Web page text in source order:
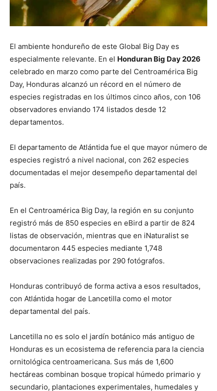
El ambiente hondureño de este Global Big Day es
especialmente relevante. En el Honduran Big Day 2026
celebrado en marzo como parte del Centroamérica Big
Day, Honduras alcanzó un récord en el número de
especies registradas en los últimos cinco años, con 106
observadores enviando 174 listados desde 12
departamentos.
El departamento de Atlántida fue el que mayor número de
especies registró a nivel nacional, con 262 especies
documentadas el mejor desempeño departamental del
país.
En el Centroamérica Big Day, la región en su conjunto
registró más de 850 especies en eBird a partir de 824
listas de observación, mientras que en iNaturalist se
documentaron 445 especies mediante 1,748
observaciones realizadas por 290 fotógrafos.
Honduras contribuyó de forma activa a esos resultados,
con Atlántida hogar de Lancetilla como el motor
departamental del país.
Lancetilla no es solo el jardín botánico más antiguo de
Honduras es un ecosistema de referencia para la ciencia
ornitológica centroamericana. Sus más de 1,600
hectáreas combinan bosque tropical húmedo primario y
secundario, plantaciones experimentales, humedales y